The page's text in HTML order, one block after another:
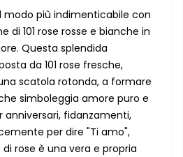
modo più indimenticabile con
di 101 rose rosse e bianche in
Questa splendida
da 101 rose fresche,
scatola rotonda, a formare
simboleggia amore puro e
anniversari, fidanzamenti,
per dire "Ti amo",
rose è una vera e propria